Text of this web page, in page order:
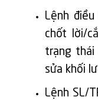
Lệnh
chốt lời/
trạng thái
sửa khối
Lệnh SL/